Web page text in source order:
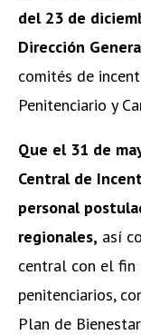
del 23 de
Dirección
comités de
Penitenciario y
Que el 31 de
Central de
personal
regionales, así
central con el fin
penitenciarios,
Plan de